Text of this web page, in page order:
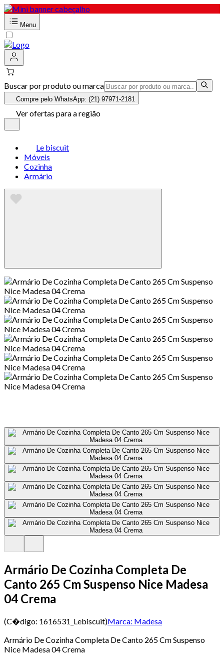
Menu
Buscar por produto ou marca
Compre pelo WhatsApp: (21) 97971-2181
Ver ofertas para a região
Le biscuit
Móveis
Cozinha
Armário
Armário De Cozinha Completa De
Canto 265 Cm Suspenso Nice Madesa
04 Crema
(C�digo: 1616531_Lebiscuit)Marca: Madesa
Armário De Cozinha Completa De Canto 265 Cm Suspenso
Nice Madesa 04 Crema